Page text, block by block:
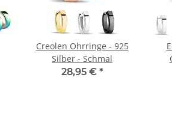
Creolen Ohrringe - 925
Silber - Schmal
28,95 € *